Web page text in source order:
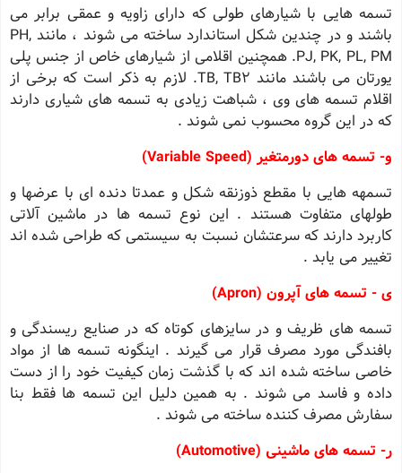
تسمه هایی با شیارهای طولی که دارای زاویه و عمقی برابر می
باشند و در چندین شکل استاندارد ساخته می شوند ، مانند PH,
PJ, PK, PL, PM. همچنین اقلامی از شیارهای خاص از جنس پلی
یورتان می باشند مانند TB, TB2. لازم به ذکر است که برخی از
اقلام تسمه های وی ، شباهت زیادی به تسمه های شیاری دارند
که در این گروه محسوب نمی شوند .
و- تسمه های دورمتغیر (Variable Speed)
تسمهه هایی با مقطع ذوزنقه شکل و عمدتا دنده ای با عرضها و
طولهای متفاوت هستند . این نوع تسمه ها در ماشین آلاتی
کاربرد دارند که سرعتشان نسبت به سیستمی که طراحی شده اند
تغییر می یابد .
ی - تسمه های آپرون (Apron)
تسمه های ظریف و در سایزهای کوتاه که در صنایع ریسندگی و
بافندگی مورد مصرف قرار می گیرند . اینگونه تسمه ها از مواد
خاصی ساخته شده اند که با گذشت زمان کیفیت خود را از دست
داده و فاسد می شوند . به همین دلیل این تسمه ها فقط بنا
سفارش مصرف کننده ساخته می شوند .
ر- تسمه های ماشینی (Automotive)